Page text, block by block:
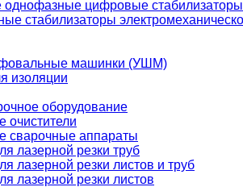
однофазные цифровые стабилизаторы
стабилизаторы
машинки (УШМ)
изоляции
оборудование
очистители
сварочные аппараты
лазерной резки труб
лазерной резки листов и труб
лазерной резки листов